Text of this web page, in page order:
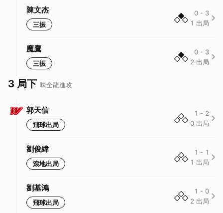
陳文杰
三振
0 - 3
1 出局
魔鷹
三振
0 - 3
2 出局
3 局下 味全龍進攻
郭天信
飛球出局
1 - 2
0 出局
劉俊緯
滾地出局
1 - 1
1 出局
劉基鴻
飛球出局
1 - 0
2 出局